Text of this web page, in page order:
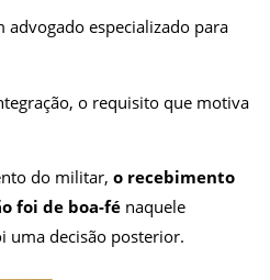
especializado para
o requisito que motiva
do militar, o recebimento
foi de boa-fé naquele
uma decisão posterior.